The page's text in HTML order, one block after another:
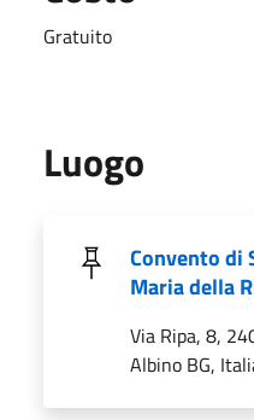
Gratuito
Luogo
Convento di
Maria della
Via Ripa, 8,
Albino BG,